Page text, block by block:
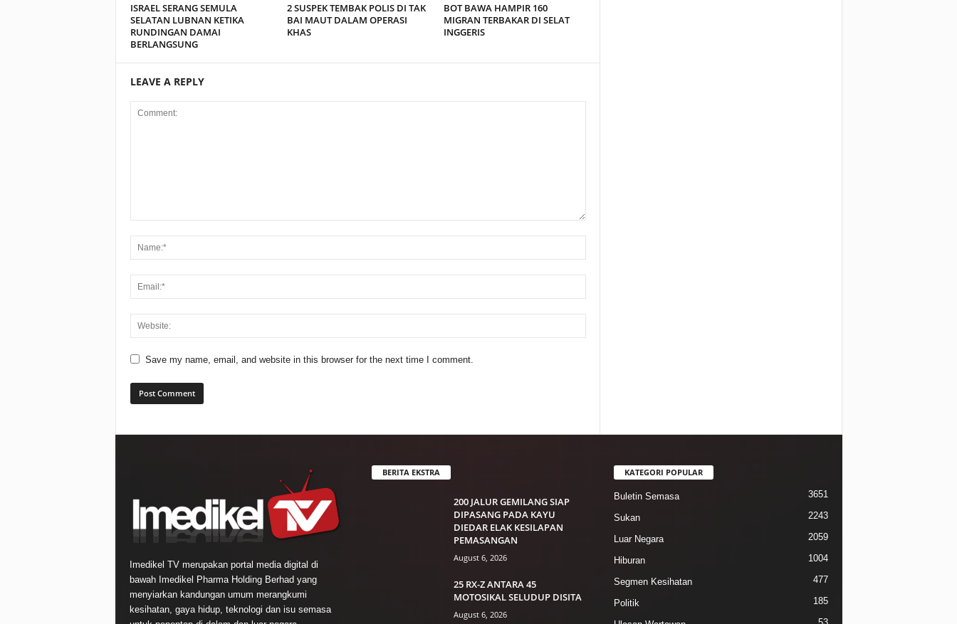
ISRAEL SERANG SEMULA
SELATAN LUBNAN KETIKA
RUNDINGAN DAMAI
BERLANGSUNG
2 SUSPEK TEMBAK POLIS DI TAK
BAI MAUT DALAM OPERASI
KHAS
BOT BAWA HAMPIR 160
MIGRAN TERBAKAR DI SELAT
INGGERIS
LEAVE A REPLY
Save my name, email, and website in this browser for the next time I comment.
Imedikel TV merupakan portal media digital di
bawah Imedikel Pharma Holding Berhad yang
menyiarkan kandungan umum merangkumi
kesihatan, gaya hidup, teknologi dan isu semasa
BERITA EKSTRA
200 JALUR GEMILANG SIAP
DIPASANG PADA KAYU
DIEDAR ELAK KESILAPAN
PEMASANGAN
August 6, 2026
25 RX-Z ANTARA 45
MOTOSIKAL SELUDUP DISITA
August 6, 2026
KATEGORI POPULAR
Buletin Semasa 3651
Sukan 2243
Luar Negara 2059
Hiburan 1004
Segmen Kesihatan 477
Politik 185